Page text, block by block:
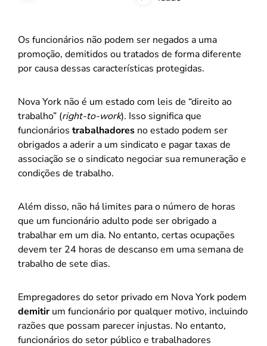
Os funcionários não podem ser negados a uma
promoção, demitidos ou tratados de forma diferente
por causa dessas características protegidas.
Nova York não é um estado com leis de “direito ao
trabalho” (right-to-work). Isso significa que
funcionários trabalhadores no estado podem ser
obrigados a aderir a um sindicato e pagar taxas de
associação se o sindicato negociar sua remuneração e
condições de trabalho.
Além disso, não há limites para o número de horas
que um funcionário adulto pode ser obrigado a
trabalhar em um dia. No entanto, certas ocupações
devem ter 24 horas de descanso em uma semana de
trabalho de sete dias.
Empregadores do setor privado em Nova York podem
demitirum funcionário por qualquer motivo, incluindo
razões que possam parecer injustas. No entanto,
funcionários do setor público e trabalhadores